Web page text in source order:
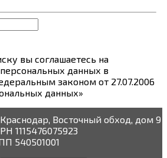
вы соглашаетесь на
данных в
законом от 27.07.2006
данных»
Восточный обход, дом 9
1115476075923
540501001